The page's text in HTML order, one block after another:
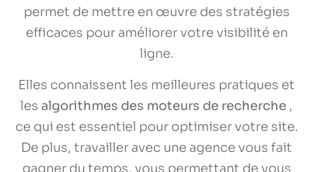
permet de mettre en œuvre des stratégies
efficaces pour améliorer votre visibilité en
ligne.
Elles connaissent les meilleures pratiques et
les algorithmes des moteurs de recherche ,
ce qui est essentiel pour optimiser votre site.
De plus, travailler avec une agence vous fait
gagner du temps, vous permettant de vous